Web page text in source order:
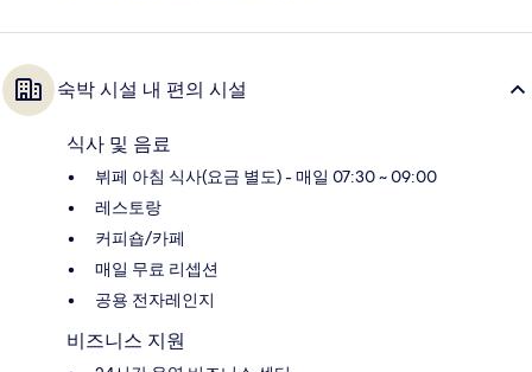
숙박 시설 내 편의 시설
식사 및 음료
뷔페 아침 식사(요금 별도) - 매일 07:30 ~ 09:00
레스토랑
커피숍/카페
매일 무료 리셉션
공용 전자레인지
비즈니스 지원